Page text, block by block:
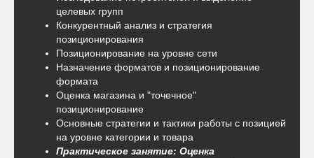
целевых групп
Конкурентный анализ и стратегия
позиционирования
Позиционирование на уровне сети
Назначение форматов и позиционирование
формата
Оценка магазина и "точечное"
позиционирование
Основные стратегии и тактики работы с позицией
на уровне категории и товара
Практическое занятие: Оценка